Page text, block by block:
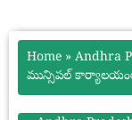
Home » Andhra
మున్సిపల్